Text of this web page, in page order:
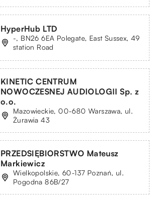
HyperHub LTD
-, BN26 6EA Polegate, East Sussex, 49
station Road
KINETIC CENTRUM
NOWOCZESNEJ AUDIOLOGII Sp. z
o.o.
Mazowieckie, 00-680 Warszawa, ul.
Żurawia 43
PRZEDSIĘBIORSTWO Mateusz
Markiewicz
Wielkopolskie, 60-137 Poznań, ul.
Pogodna 86B/27